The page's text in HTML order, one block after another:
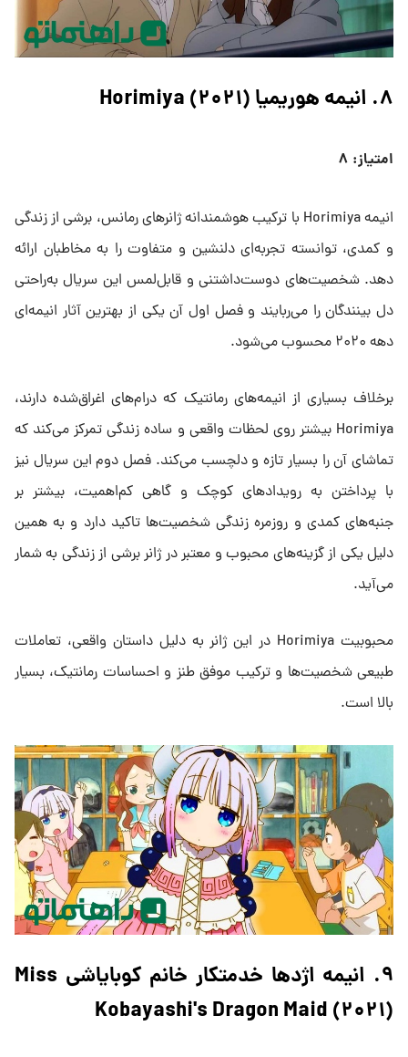
۸. انیمه هوریمیا Horimiya (۲۰۲۱)
امتیاز: ۸
انیمه Horimiya با ترکیب هوشمندانه ژانرهای رمانس، برشی از زندگی
و کمدی، توانسته تجربه‌ای دلنشین و متفاوت را به مخاطبان ارائه
دهد. شخصیت‌های دوست‌داشتنی و قابل‌لمس این سریال به‌راحتی
دل بینندگان را می‌ربایند و فصل اول آن یکی از بهترین آثار انیمه‌ای
دهه ۲۰۲۰ محسوب می‌شود.
برخلاف بسیاری از انیمه‌های رمانتیک که درام‌های اغراق‌شده دارند،
Horimiya بیشتر روی لحظات واقعی و ساده زندگی تمرکز می‌کند که
تماشای آن را بسیار تازه و دلچسب می‌کند. فصل دوم این سریال نیز
با پرداختن به رویدادهای کوچک و گاهی کم‌اهمیت، بیشتر بر
جنبه‌های کمدی و روزمره زندگی شخصیت‌ها تاکید دارد و به همین
دلیل یکی از گزینه‌های محبوب و معتبر در ژانر برشی از زندگی به شمار
می‌آید.
محبوبیت Horimiya در این ژانر به دلیل داستان واقعی، تعاملات
طبیعی شخصیت‌ها و ترکیب موفق طنز و احساسات رمانتیک، بسیار
بالا است.
۹. انیمه اژدها خدمتکار خانم کوبایاشی Miss
Kobayashi's Dragon Maid (۲۰۲۱)